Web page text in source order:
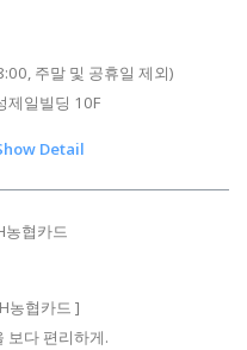
주말 및 공휴일 제외)
제일빌딩 10F
Detail
트NH농협카드
농협카드 ]
보다 편리하게.